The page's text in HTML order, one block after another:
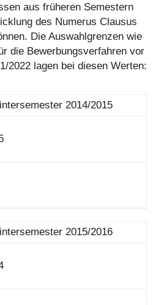
aus früheren Semestern
des Numerus Clausus
Die Auswahlgrenzen wie
die Bewerbungsverfahren vor
2022 lagen bei diesen Werten:
2014/2015
2015/2016